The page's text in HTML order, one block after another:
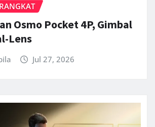
Osmo Pocket 4P, Gimbal
Lens
Jul 27, 2026